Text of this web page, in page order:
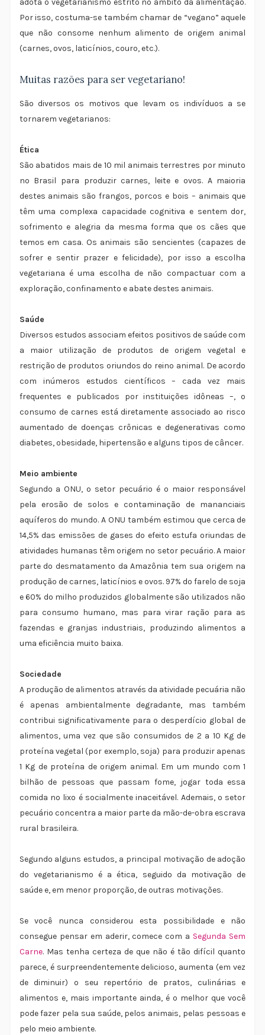
adota o vegetarianismo estrito no âmbito da alimentação.
Por isso, costuma-se também chamar de “vegano” aquele
que não consome nenhum alimento de origem animal
(carnes, ovos, laticínios, couro, etc.).
Muitas razões para ser vegetariano!
São diversos os motivos que levam os indivíduos a se
tornarem vegetarianos:
Ética
São abatidos mais de 10 mil animais terrestres por minuto
no Brasil para produzir carnes, leite e ovos. A maioria
destes animais são frangos, porcos e bois – animais que
têm uma complexa capacidade cognitiva e sentem dor,
sofrimento e alegria da mesma forma que os cães que
temos em casa. Os animais são sencientes (capazes de
sofrer e sentir prazer e felicidade), por isso a escolha
vegetariana é uma escolha de não compactuar com a
exploração, confinamento e abate destes animais.
Saúde
Diversos estudos associam efeitos positivos de saúde com
a maior utilização de produtos de origem vegetal e
restrição de produtos oriundos do reino animal. De acordo
com inúmeros estudos científicos – cada vez mais
frequentes e publicados por instituições idôneas –, o
consumo de carnes está diretamente associado ao risco
aumentado de doenças crônicas e degenerativas como
diabetes, obesidade, hipertensão e alguns tipos de câncer.
Meio ambiente
Segundo a ONU, o setor pecuário é o maior responsável
pela erosão de solos e contaminação de mananciais
aquíferos do mundo. A ONU também estimou que cerca de
14,5% das emissões de gases do efeito estufa oriundas de
atividades humanas têm origem no setor pecuário. A maior
parte do desmatamento da Amazônia tem sua origem na
produção de carnes, laticínios e ovos. 97% do farelo de soja
e 60% do milho produzidos globalmente são utilizados não
para consumo humano, mas para virar ração para as
fazendas e granjas industriais, produzindo alimentos a
uma eficiência muito baixa.
Sociedade
A produção de alimentos através da atividade pecuária não
é apenas ambientalmente degradante, mas também
contribui significativamente para o desperdício global de
alimentos, uma vez que são consumidos de 2 a 10 Kg de
proteína vegetal (por exemplo, soja) para produzir apenas
1 Kg de proteína de origem animal. Em um mundo com 1
bilhão de pessoas que passam fome, jogar toda essa
comida no lixo é socialmente inaceitável. Ademais, o setor
pecuário concentra a maior parte da mão-de-obra escrava
rural brasileira.
Segundo alguns estudos, a principal motivação de adoção
do vegetarianismo é a ética, seguido da motivação de
saúde e, em menor proporção, de outras motivações.
Se você nunca considerou esta possibilidade e não
consegue pensar em aderir, comece com a Segunda Sem
Carne. Mas tenha certeza de que não é tão difícil quanto
parece, é surpreendentemente delicioso, aumenta (em vez
de diminuir) o seu repertório de pratos, culinárias e
alimentos e, mais importante ainda, é o melhor que você
pode fazer pela sua saúde, pelos animais, pelas pessoas e
pelo meio ambiente.